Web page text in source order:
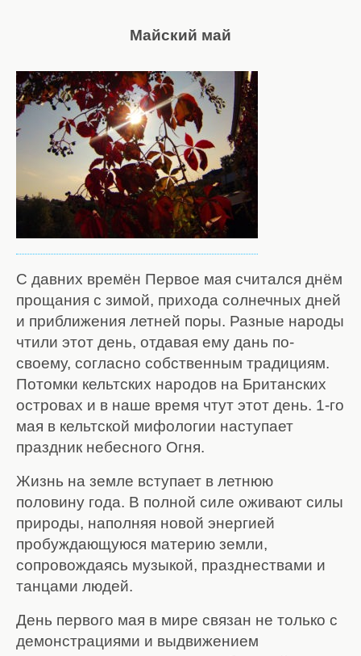
Майский май
С давних времён Первое мая считался днём
прощания с зимой, прихода солнечных дней
и приближения летней поры. Разные народы
чтили этот день, отдавая ему дань по-
своему, согласно собственным традициям.
Потомки кельтских народов на Британских
островах и в наше время чтут этот день. 1-го
мая в кельтской мифологии наступает
праздник небесного Огня.
Жизнь на земле вступает в летнюю
половину года. В полной силе оживают силы
природы, наполняя новой энергией
пробуждающуюся материю земли,
сопровождаясь музыкой, празднествами и
танцами людей.
День первого мая в мире связан не только с
демонстрациями и выдвижением